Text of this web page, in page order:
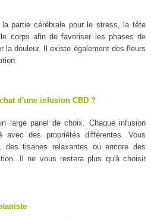
partie cérébrale pour le stress, la tête
corps afin de favoriser les phases de
la douleur. Il existe également des fleurs
d'une infusion CBD ?
large panel de choix. Chaque infusion
des propriétés différentes. Vous
des tisanes relaxantes ou encore des
Il ne vous restera plus qu'à choisir